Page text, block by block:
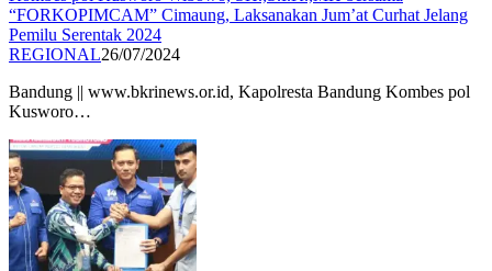
“FORKOPIMCAM” Cimaung, Laksanakan Jum’at Curhat Jelang
Pemilu Serentak 2024
REGIONAL26/07/2024
Bandung || www.bkrinews.or.id, Kapolresta Bandung Kombes pol
Kusworo…